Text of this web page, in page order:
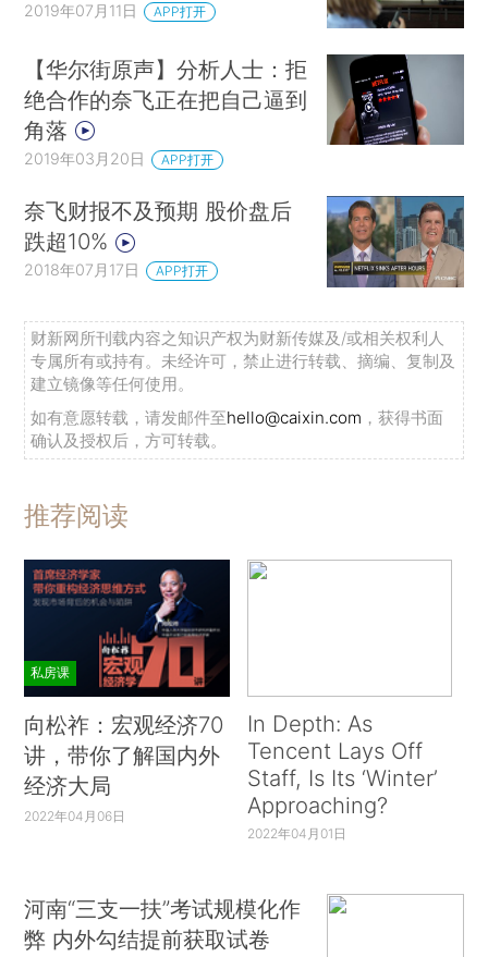
2019年07月11日 APP打开
【华尔街原声】分析人士：拒
绝合作的奈飞正在把自己逼到
角落
2019年03月20日 APP打开
奈飞财报不及预期 股价盘后
跌超10%
2018年07月17日 APP打开
财新网所刊载内容之知识产权为财新传媒及/或相关权利人
专属所有或持有。未经许可，禁止进行转载、摘编、复制及
建立镜像等任何使用。
如有意愿转载，请发邮件至hello@caixin.com ，获得书面
确认及授权后，方可转载。
推荐阅读
私房课
向松祚：宏观经济70
讲，带你了解国内外
经济大局
2022年04月06日
In Depth: As
Tencent Lays Off
Staff, Is Its ‘Winter’
Approaching?
2022年04月01日
河南“三支一扶”考试规模化作
弊 内外勾结提前获取试卷